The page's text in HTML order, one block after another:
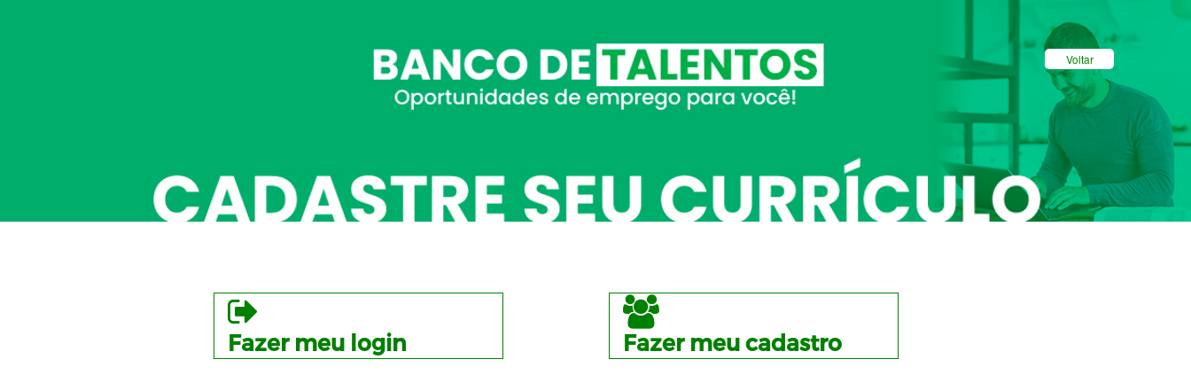
Voltar
Fazer meu login Fazer meu cadastro